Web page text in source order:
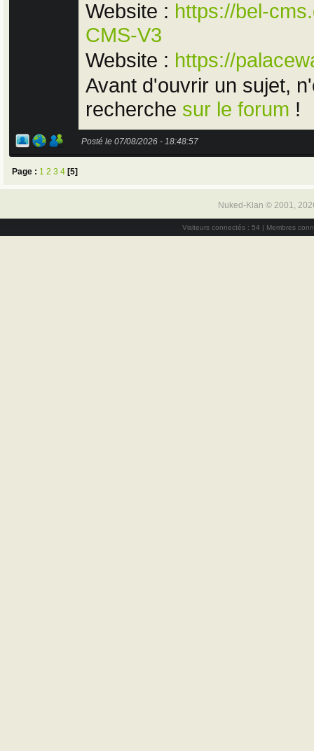
Website : https://bel-
CMS-V3
Website : https://
Avant d'ouvrir un sujet,
recherche sur le forum !
Posté le 07/08/2026 - 18:48:57
Page : 1 2 3 4 [5]
Nuked-Klan © 2001,
Visiteurs connectés : 54 | Membres